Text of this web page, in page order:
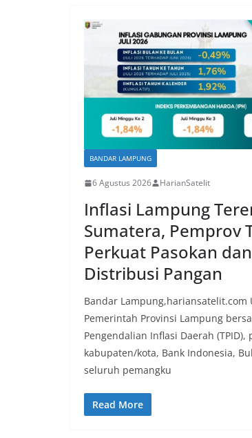
BANDAR LAMPUNG
6 Agustus 2026 HarianSatelit
Inflasi Lampung
Sumatera, Pemprov
Perkuat Pasokan dan
Distribusi Pangan
Bandar Lampung,hariansatelit.com
Pemerintah Provinsi Lampung
Pengendalian Inflasi Daerah (TPID),
kabupaten/kota, Bank Indonesia,
seluruh pemangku
Read More